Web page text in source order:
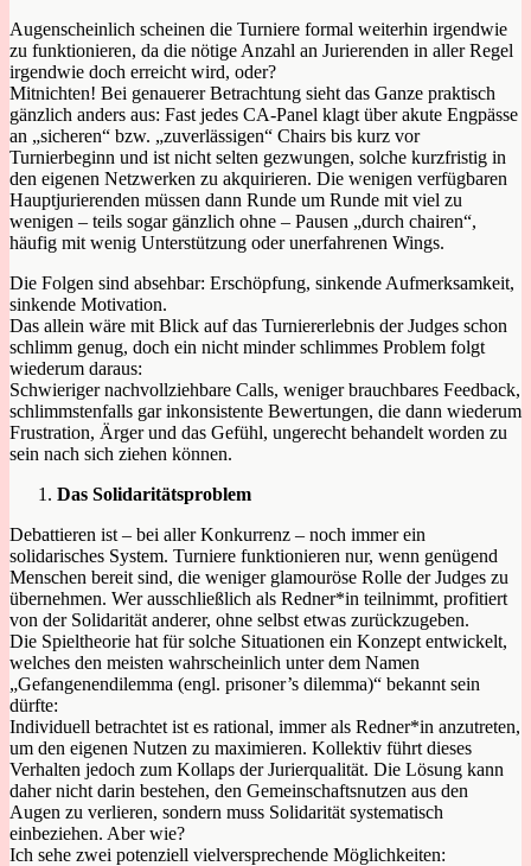
Augenscheinlich scheinen die Turniere formal weiterhin irgendwie
zu funktionieren, da die nötige Anzahl an Jurierenden in aller Regel
irgendwie doch erreicht wird, oder?
Mitnichten! Bei genauerer Betrachtung sieht das Ganze praktisch
gänzlich anders aus: Fast jedes CA-Panel klagt über akute Engpässe
an „sicheren“ bzw. „zuverlässigen“ Chairs bis kurz vor
Turnierbeginn und ist nicht selten gezwungen, solche kurzfristig in
den eigenen Netzwerken zu akquirieren. Die wenigen verfügbaren
Hauptjurierenden müssen dann Runde um Runde mit viel zu
wenigen – teils sogar gänzlich ohne – Pausen „durch chairen“,
häufig mit wenig Unterstützung oder unerfahrenen Wings.
Die Folgen sind absehbar: Erschöpfung, sinkende Aufmerksamkeit,
sinkende Motivation.
Das allein wäre mit Blick auf das Turniererlebnis der Judges schon
schlimm genug, doch ein nicht minder schlimmes Problem folgt
wiederum daraus:
Schwieriger nachvollziehbare Calls, weniger brauchbares Feedback,
schlimmstenfalls gar inkonsistente Bewertungen, die dann wiederum
Frustration, Ärger und das Gefühl, ungerecht behandelt worden zu
sein nach sich ziehen können.
Das Solidaritätsproblem
Debattieren ist – bei aller Konkurrenz – noch immer ein
solidarisches System. Turniere funktionieren nur, wenn genügend
Menschen bereit sind, die weniger glamouröse Rolle der Judges zu
übernehmen. Wer ausschließlich als Redner*in teilnimmt, profitiert
von der Solidarität anderer, ohne selbst etwas zurückzugeben.
Die Spieltheorie hat für solche Situationen ein Konzept entwickelt,
welches den meisten wahrscheinlich unter dem Namen
„Gefangenendilemma (engl. prisoner’s dilemma)“ bekannt sein
dürfte:
Individuell betrachtet ist es rational, immer als Redner*in anzutreten,
um den eigenen Nutzen zu maximieren. Kollektiv führt dieses
Verhalten jedoch zum Kollaps der Jurierqualität. Die Lösung kann
daher nicht darin bestehen, den Gemeinschaftsnutzen aus den
Augen zu verlieren, sondern muss Solidarität systematisch
einbeziehen. Aber wie?
Ich sehe zwei potenziell vielversprechende Möglichkeiten: